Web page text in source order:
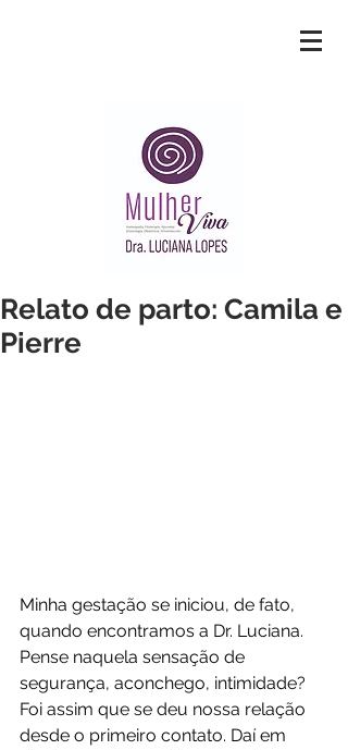
Relato de parto: Camila e
Pierre
Minha gestação se iniciou, de fato,
quando encontramos a Dr. Luciana.
Pense naquela sensação de
segurança, aconchego, intimidade?
Foi assim que se deu nossa relação
desde o primeiro contato. Daí em